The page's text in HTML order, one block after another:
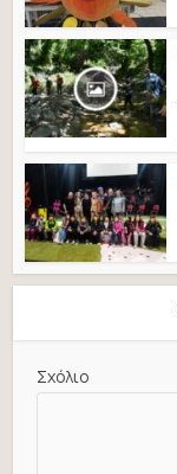
Σχόλιο